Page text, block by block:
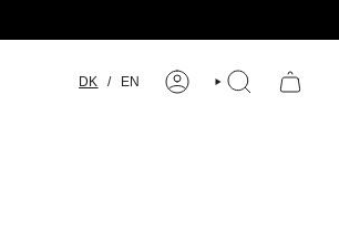
SPROG
DK / EN KONTO SØGE